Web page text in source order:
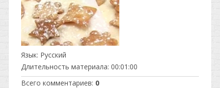
Язык: Русский
Длительность материала: 00:01:00
Всего комментариев: 0